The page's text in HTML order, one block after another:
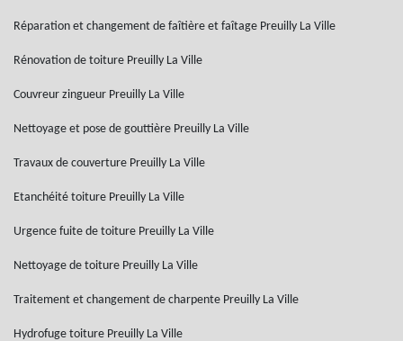
Réparation et changement de faîtière et faîtage Preuilly La Ville
Rénovation de toiture Preuilly La Ville
Couvreur zingueur Preuilly La Ville
Nettoyage et pose de gouttière Preuilly La Ville
Travaux de couverture Preuilly La Ville
Etanchéité toiture Preuilly La Ville
Urgence fuite de toiture Preuilly La Ville
Nettoyage de toiture Preuilly La Ville
Traitement et changement de charpente Preuilly La Ville
Hydrofuge toiture Preuilly La Ville